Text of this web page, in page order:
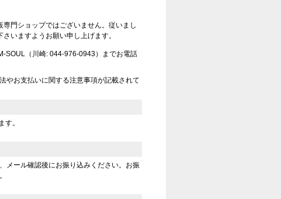
門ショップではございません。従いまし
いますようお願い申し上げます。
SOUL（川崎: 044-976-0943）までお電話
やお支払いに関する注意事項が記載されて
す。
メール確認後にお振り込みください。お振